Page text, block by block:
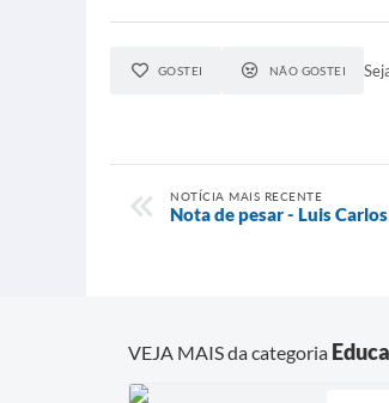
GOSTEI NÃO GOSTEI
NOTÍCIA MAIS RECENTE
Nota de pesar - Luis
VEJA MAIS da categoria